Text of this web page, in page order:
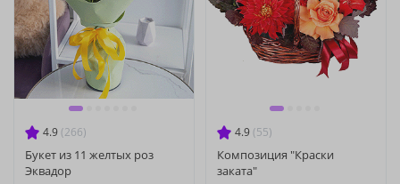
4.9 (266)
Букет из 11 желтых роз
Эквадор
4.9 (55)
Композиция "Краски
заката"